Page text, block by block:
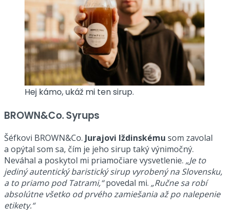
Hej kámo, ukáž mi ten sirup.
BROWN&Co. Syrups
Šéfkovi BROWN&Co. Jurajovi Iždinskému som zavolal
a opýtal som sa, čím je jeho sirup taký výnimočný.
Neváhal a poskytol mi priamočiare vysvetlenie. „Je to
jediný autentický baristický sirup vyrobený na Slovensku,
a to priamo pod Tatrami,“povedal mi. „Ručne sa robí
absolútne všetko od prvého zamiešania až po nalepenie
etikety.“